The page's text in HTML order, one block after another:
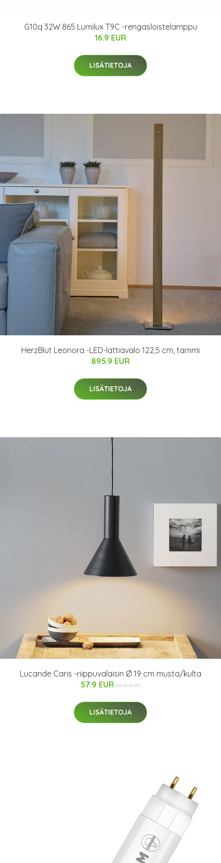
G10q 32W 865 Lumilux T9C -rengasloistelamppu
16.9 EUR
LISÄTIETOJA
HerzBlut Leonora -LED-lattiavalo 122,5 cm, tammi
895.9 EUR
LISÄTIETOJA
Lucande Caris -riippuvalaisin Ø 19 cm musta/kulta
57.9 EUR 64.9 EUR
LISÄTIETOJA